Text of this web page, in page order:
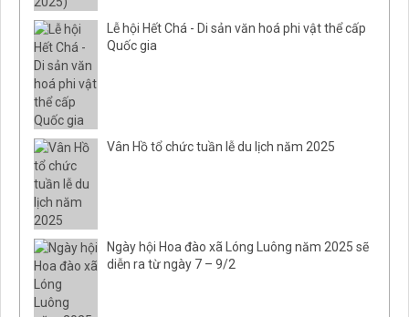
Lễ hội Hết Chá - Di sản văn hoá phi vật thể cấp
Quốc gia
Vân Hồ tổ chức tuần lễ du lịch năm 2025
Ngày hội Hoa đào xã Lóng Luông năm 2025 sẽ
diễn ra từ ngày 7 – 9/2